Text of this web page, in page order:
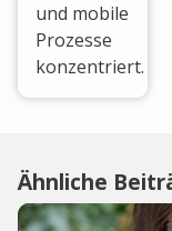
und mobile
Prozesse
konzentriert.
Ähnliche